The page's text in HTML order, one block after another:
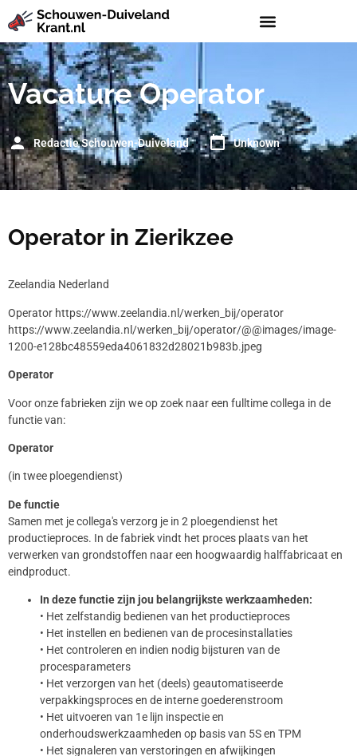
Vacature Operator
Redactie Schouwen-Duiveland Unknown
Operator in Zierikzee
Zeelandia Nederland
Operator https://www.zeelandia.nl/werken_bij/operator
https://www.zeelandia.nl/werken_bij/operator/@@images/image-
1200-e128bc48559eda4061832d28021b983b.jpeg
Operator
Voor onze fabrieken zijn we op zoek naar een fulltime collega in de
functie van:
Operator
(in twee ploegendienst)
De functie
Samen met je collega's verzorg je in 2 ploegendienst het
productieproces. In de fabriek vindt het proces plaats van het
verwerken van grondstoffen naar een hoogwaardig halffabricaat en
eindproduct.
In deze functie zijn jou belangrijkste werkzaamheden:
• Het zelfstandig bedienen van het productieproces
• Het instellen en bedienen van de procesinstallaties
• Het controleren en indien nodig bijsturen van de
procesparameters
• Het verzorgen van het (deels) geautomatiseerde
verpakkingsproces en de interne goederenstroom
• Het uitvoeren van 1e lijn inspectie en
onderhoudswerkzaamheden op basis van 5S en TPM
• Het signaleren van verstoringen en afwijkingen